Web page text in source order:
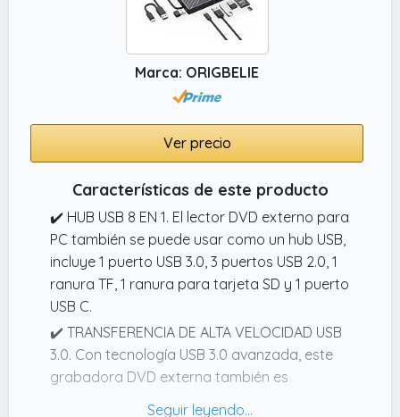
Marca: ORIGBELIE
Ver precio
Características de este producto
✔️ HUB USB 8 EN 1. El lector DVD externo para
PC también se puede usar como un hub USB,
incluye 1 puerto USB 3.0, 3 puertos USB 2.0, 1
ranura TF, 1 ranura para tarjeta SD y 1 puerto
USB C.
✔️ TRANSFERENCIA DE ALTA VELOCIDAD USB
3.0. Con tecnología USB 3.0 avanzada, este
grabadora DVD externa también es